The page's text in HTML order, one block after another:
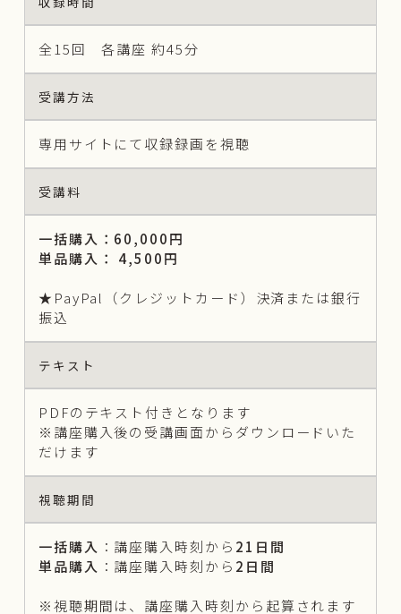
全15回 各講座 約45分
受講方法
専用サイトにて収録録画を視聴
受講料
一括購入：60,000円
単品購入： 4,500円
★PayPal（クレジットカード）決済または銀行
振込
テキスト
PDFのテキスト付きとなります
※講座購入後の受講画面からダウンロードいた
だけます
視聴期間
一括購入 ：講座購入時刻から 21日間
単品購入 ：講座購入時刻から 2日間
※視聴期間は、講座購入時刻から起算されます